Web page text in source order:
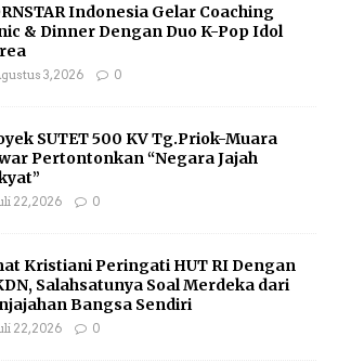
Indonesia Gelar Coaching
& Dinner Dengan Duo K-Pop Idol
3, 2026 0
SUTET 500 KV Tg.Priok-Muara
Pertontonkan “Negara Jajah
22, 2026 0
Kristiani Peringati HUT RI Dengan
Salahsatunya Soal Merdeka dari
Bangsa Sendiri
22, 2026 0